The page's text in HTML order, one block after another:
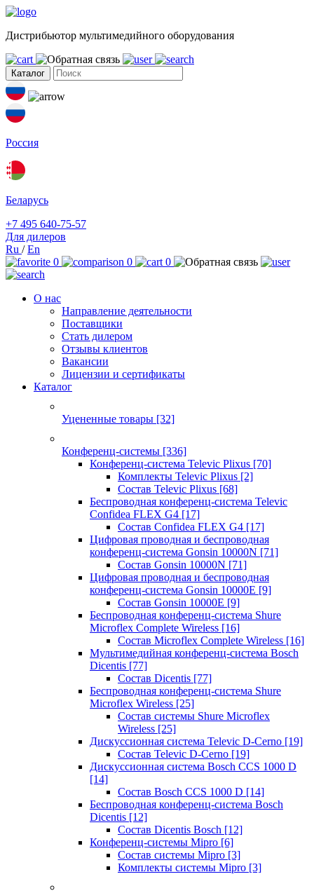
Дистрибьютор мультимедийного оборудования
Каталог
Россия
Беларусь
+7 495 640-75-57
Для дилеров
Ru /En
0
0 0
О нас
Направление деятельности
Поставщики
Стать дилером
Отзывы клиентов
Вакансии
Лицензии и сертификаты
Каталог
Уцененные товары [32]
Конференц-системы [336]
Конференц-система Televic Plixus [70]
Комплекты Televic Plixus [2]
Состав Televic Plixus [68]
Беспроводная конференц-система Televic
Confidea FLEX G4 [17]
Состав Confidea FLEX G4 [17]
Цифровая проводная и беспроводная
конференц-система Gonsin 10000N [71]
Состав Gonsin 10000N [71]
Цифровая проводная и беспроводная
конференц-система Gonsin 10000E [9]
Состав Gonsin 10000E [9]
Беспроводная конференц-система Shure
Microflex Complete Wireless [16]
Состав Microflex Complete Wireless [16]
Мультимедийная конференц-система Bosch
Dicentis [77]
Состав Dicentis [77]
Беспроводная конференц-система Shure
Microflex Wireless [25]
Состав системы Shure Microflex
Wireless [25]
Дискуссионная система Televic D-Cerno [19]
Состав Televic D-Cerno [19]
Дискуссионная система Bosch CCS 1000 D
[14]
Состав Bosch CCS 1000 D [14]
Беспроводная конференц-система Bosch
Dicentis [12]
Состав Dicentis Bosch [12]
Конференц-системы Mipro [6]
Состав системы Mipro [3]
Комплекты системы Mipro [3]